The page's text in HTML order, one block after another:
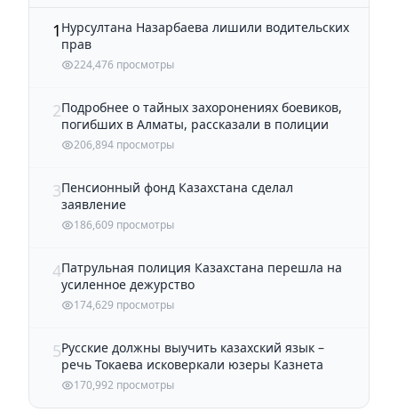
1 Нурсултана Назарбаева лишили водительских
прав
224,476 просмотры
2Подробнее о тайных захоронениях боевиков,
погибших в Алматы, рассказали в полиции
206,894 просмотры
3Пенсионный фонд Казахстана сделал
заявление
186,609 просмотры
4Патрульная полиция Казахстана перешла на
усиленное дежурство
174,629 просмотры
5Русские должны выучить казахский язык –
речь Токаева исковеркали юзеры Казнета
170,992 просмотры